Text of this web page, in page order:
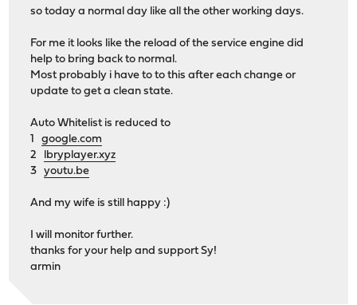
so today a normal day like all the other working days.
For me it looks like the reload of the service engine did
help to bring back to normal.
Most probably i have to to this after each change or
update to get a clean state.
Auto Whitelist is reduced to
1google.com
2 lbryplayer.xyz
3youtu.be
And my wife is still happy :)
I will monitor further.
thanks for your help and support Sy!
armin